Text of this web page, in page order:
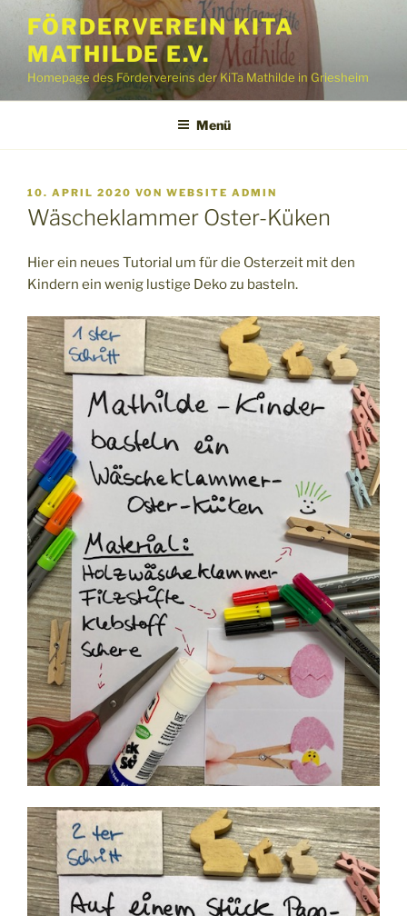
Inhalt
springen
FÖRDERVEREIN KITA
MATHILDE E.V.
Homepage des Fördervereins der KiTa Mathilde in Griesheim
Menü
VERÖFFENTLICHT
AM
10. APRIL 2020 VON WEBSITE ADMIN
Wäscheklammer Oster-Küken
Hier ein neues Tutorial um für die Osterzeit mit den
Kindern ein wenig lustige Deko zu basteln.